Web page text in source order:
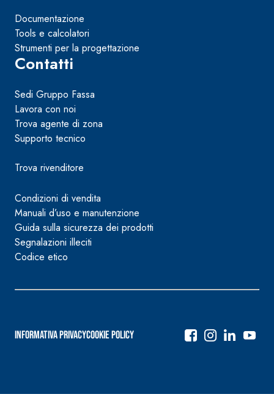
Documentazione
Tools e calcolatori
Strumenti per la progettazione
Contatti
Sedi Gruppo Fassa
Lavora con noi
Trova agente di zona
Supporto tecnico
Trova rivenditore
Condizioni di vendita
Manuali d’uso e manutenzione
Guida sulla sicurezza dei prodotti
Segnalazioni illeciti
Codice etico
Informativa PrivacyCookie Policy